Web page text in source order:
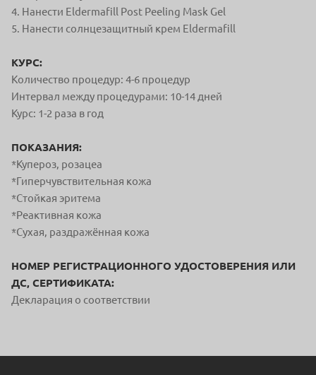
4. Нанести Eldermafill Post Peeling Mask Gel
5. Нанести солнцезащитный крем Eldermafill
КУРС:
Количество процедур: 4-6 процедур
Интервал между процедурами: 10-14 дней
Курс: 1-2 раза в год
ПОКАЗАНИЯ:
*Купероз, розацеа
*Гиперчувствительная кожа
*Стойкая эритема
*Реактивная кожа
*Сухая, раздражённая кожа
НОМЕР РЕГИСТРАЦИОННОГО УДОСТОВЕРЕНИЯ ИЛИ
ДС, СЕРТИФИКАТА:
Декларация о соответствии